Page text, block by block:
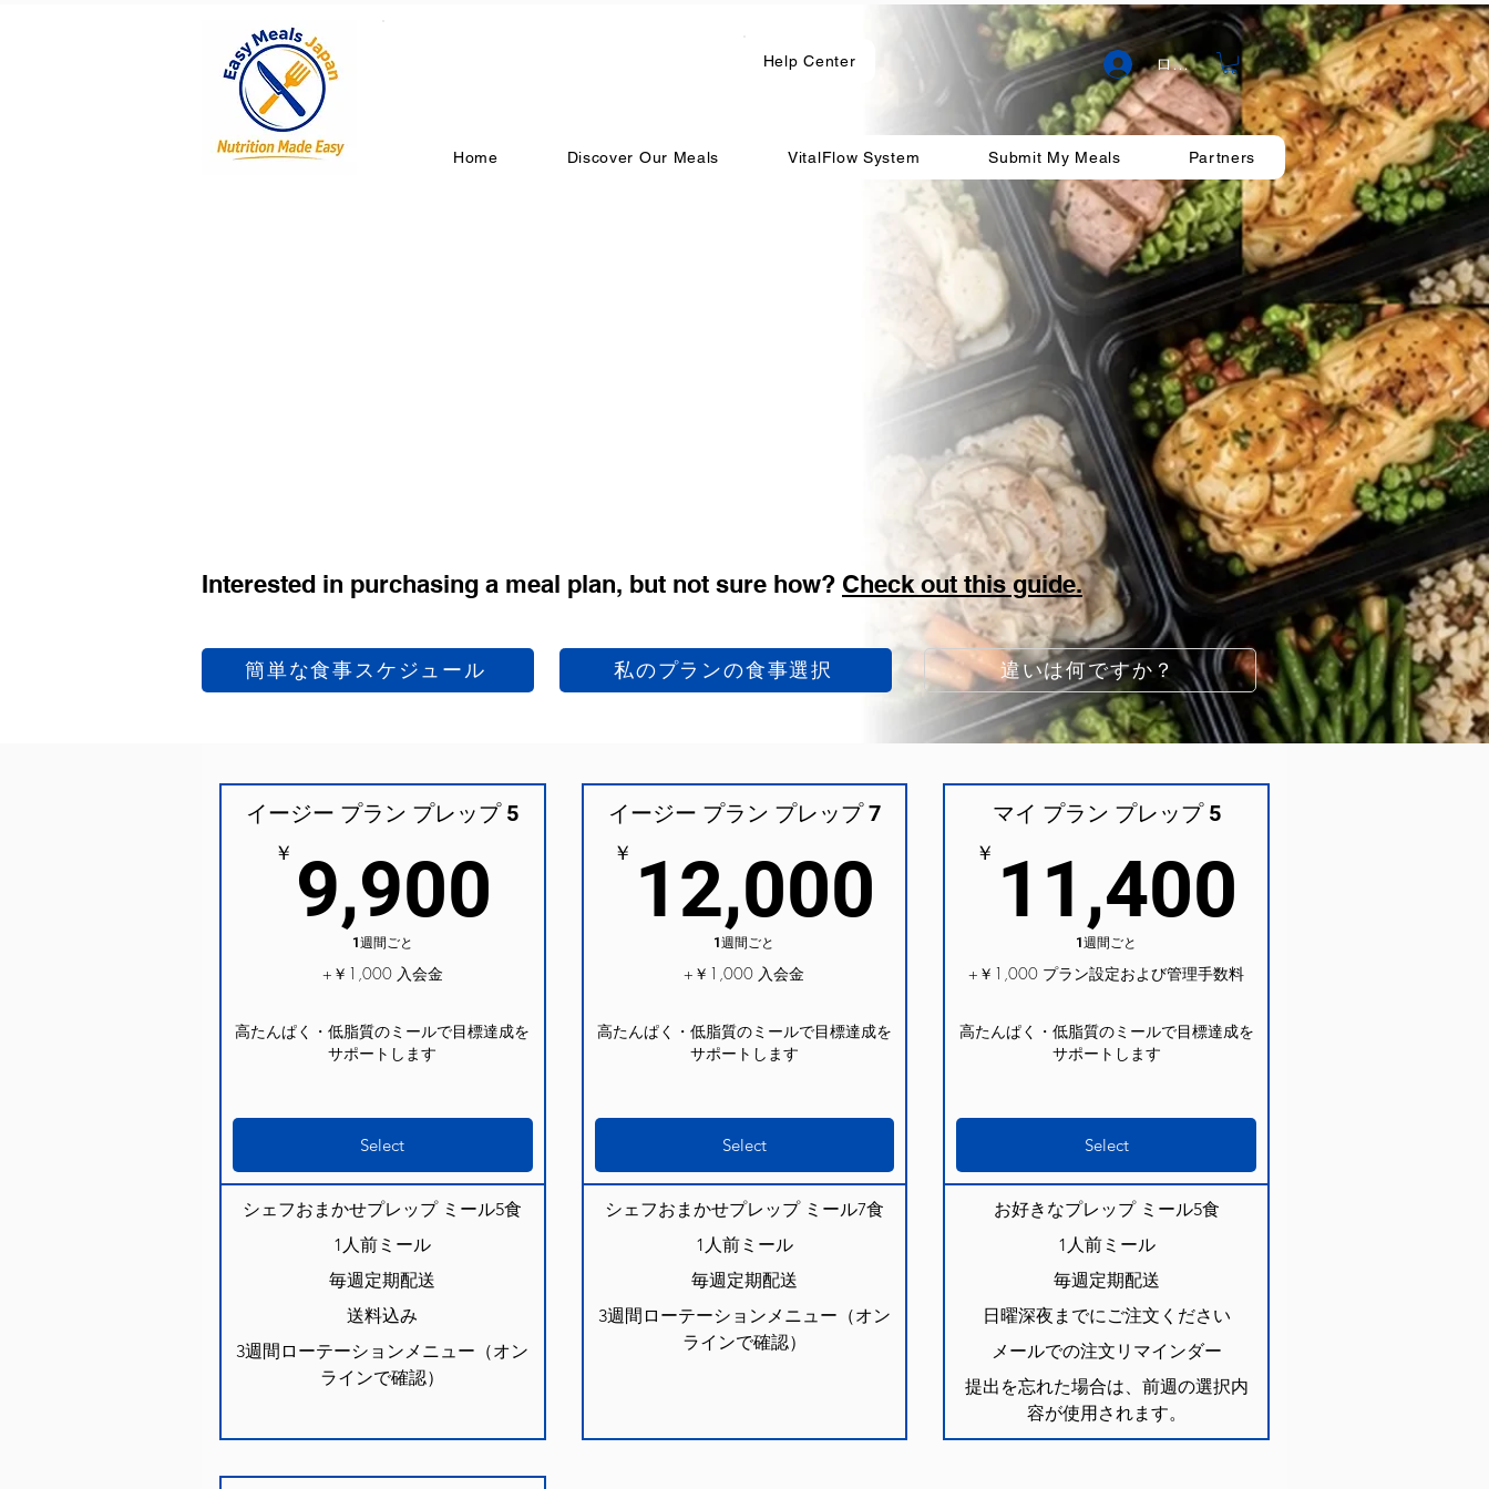
Help Center ログイン
Home Discover Our Meals VitalFlow System Submit My Meals Partners
Interested in purchasing a meal plan, but not sure how? Check out this guide.
簡単な食事スケジュール 私のプランの食事選択 違いは何ですか？
イージー プラン プレップ 5
￥ 9,900 9,900￥
1週間ごと
+￥1,000 入会金
高たんぱく・低脂質のミールで目標達成を
サポートします
Select
シェフおまかせプレップ ミール5食
1人前ミール
毎週定期配送
送料込み
3週間ローテーションメニュー（オン
ラインで確認）
イージー プラン プレップ 7
￥ 12,000 12,000￥
1週間ごと
+￥1,000 入会金
高たんぱく・低脂質のミールで目標達成を
サポートします
Select
シェフおまかせプレップ ミール7食
1人前ミール
毎週定期配送
3週間ローテーションメニュー（オン
ラインで確認）
マイ プラン プレップ 5
￥ 11,400
1週間ごと
+￥1,000 プラン設定および管理手数料
高たんぱく・低脂質のミールで目標達成を
サポートします
Select
お好きなプレップ ミール5食
1人前ミール
毎週定期配送
日曜深夜までにご注文ください
メールでの注文リマインダー
提出を忘れた場合は、前週の選択内
容が使用されます。